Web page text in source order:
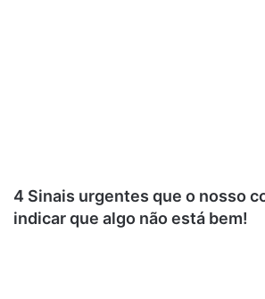
4 Sinais urgentes que o nosso
indicar que algo não está bem!